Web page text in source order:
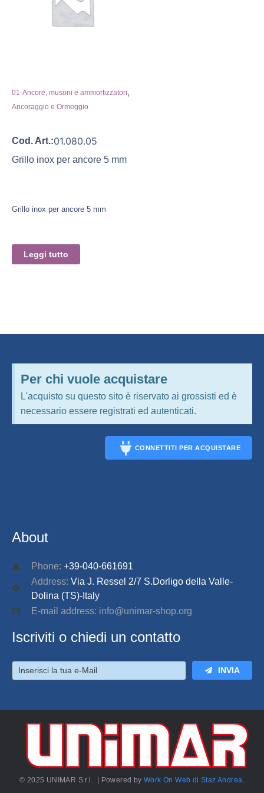
01-Ancore, musoni e ammortizzatori,
Ancoraggio e Ormeggio
Cod. Art.:01.080.05
Grillo inox per ancore 5 mm
Grillo inox per ancore 5 mm
Leggi tutto
Per chi vuole acquistare
L'acquisto su questo sito è riservato ai grossisti ed è
necessario essere registrati ed autenticati.
CONNETTITI PER ACQUISTARE
About
Phone: +39-040-661691
Address: Via J. Ressel 2/7 S.Dorligo della Valle-
Dolina (TS)-Italy
E-mail address: info@unimar-shop.org
Iscriviti o chiedi un contatto
INVIA
© 2025 UNIMAR S.r.l. | Powered byWork On Web di Staz Andrea.